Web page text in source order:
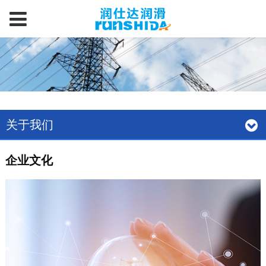
关于我们
企业文化